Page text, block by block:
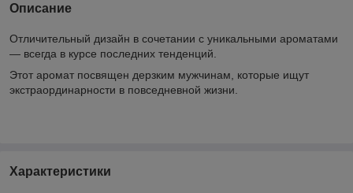
Описание
Отличительный дизайн в сочетании с уникальными ароматами
— всегда в курсе последних тенденций.
Этот аромат посвящен дерзким мужчинам, которые ищут
экстраординарности в повседневной жизни.
Характеристики